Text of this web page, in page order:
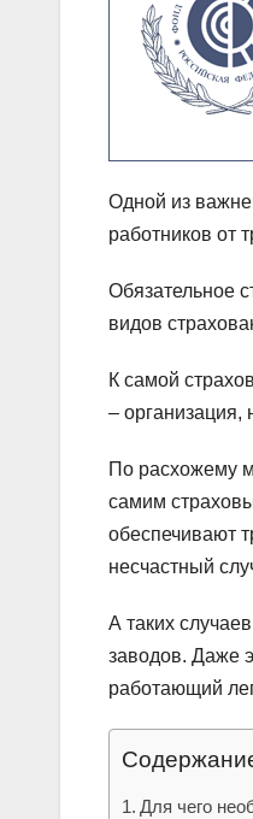
Одной из
работников от
Обязательное
видов
К самой
– организация,
По расхожему
самим
обеспечивают
несчастный
А таких
заводов. Даже
работающий
Для чего